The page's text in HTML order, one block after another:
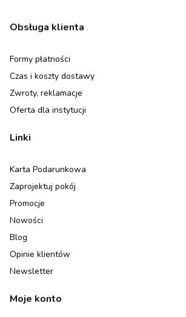
Linki w stopce
Obsługa klienta
Formy płatności
Czas i koszty dostawy
Zwroty, reklamacje
Oferta dla instytucji
Linki
Karta Podarunkowa
Zaprojektuj pokój
Promocje
Nowości
Blog
Opinie klientów
Newsletter
Moje konto